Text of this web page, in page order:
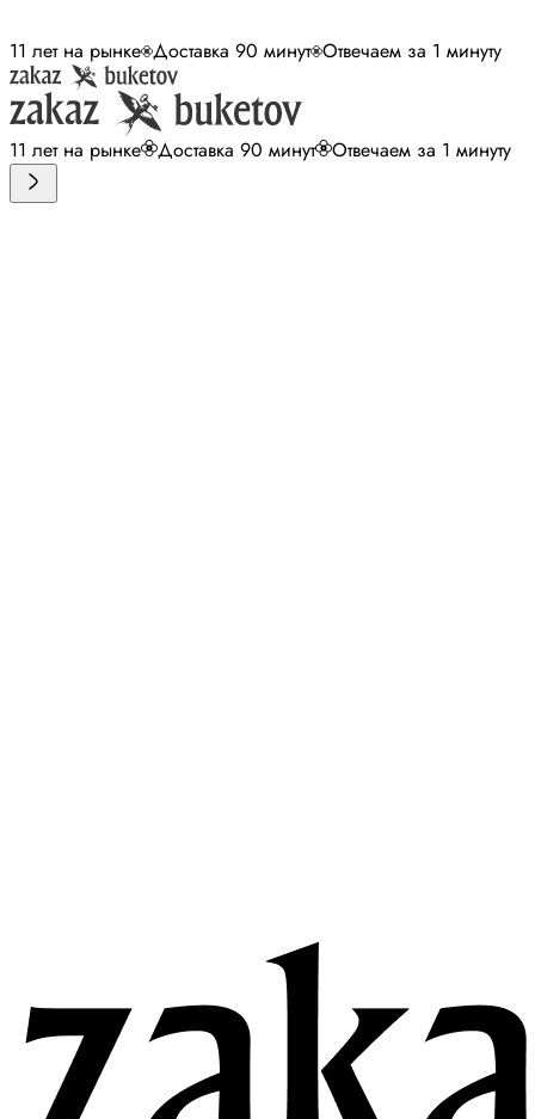
11 лет на рынке Доставка 90 минут Отвечаем за 1 минуту
11 лет на рынке Доставка 90 минут Отвечаем за 1 минуту